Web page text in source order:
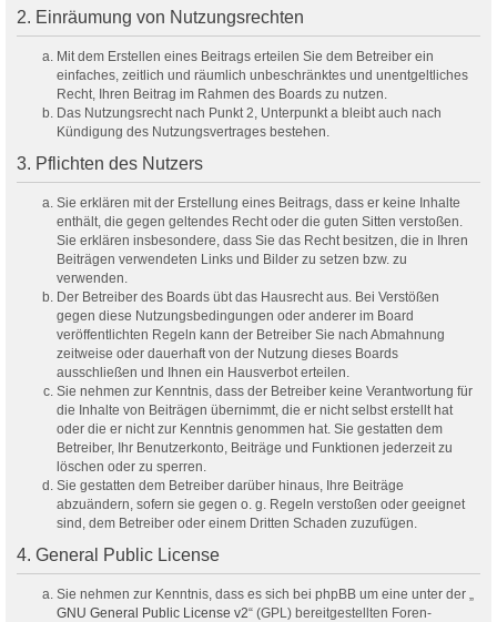
2. Einräumung von Nutzungsrechten
Mit dem Erstellen eines Beitrags erteilen Sie dem Betreiber ein
einfaches, zeitlich und räumlich unbeschränktes und unentgeltliches
Recht, Ihren Beitrag im Rahmen des Boards zu nutzen.
Das Nutzungsrecht nach Punkt 2, Unterpunkt a bleibt auch nach
Kündigung des Nutzungsvertrages bestehen.
3. Pflichten des Nutzers
Sie erklären mit der Erstellung eines Beitrags, dass er keine Inhalte
enthält, die gegen geltendes Recht oder die guten Sitten verstoßen.
Sie erklären insbesondere, dass Sie das Recht besitzen, die in Ihren
Beiträgen verwendeten Links und Bilder zu setzen bzw. zu
verwenden.
Der Betreiber des Boards übt das Hausrecht aus. Bei Verstößen
gegen diese Nutzungsbedingungen oder anderer im Board
veröffentlichten Regeln kann der Betreiber Sie nach Abmahnung
zeitweise oder dauerhaft von der Nutzung dieses Boards
ausschließen und Ihnen ein Hausverbot erteilen.
Sie nehmen zur Kenntnis, dass der Betreiber keine Verantwortung für
die Inhalte von Beiträgen übernimmt, die er nicht selbst erstellt hat
oder die er nicht zur Kenntnis genommen hat. Sie gestatten dem
Betreiber, Ihr Benutzerkonto, Beiträge und Funktionen jederzeit zu
löschen oder zu sperren.
Sie gestatten dem Betreiber darüber hinaus, Ihre Beiträge
abzuändern, sofern sie gegen o. g. Regeln verstoßen oder geeignet
sind, dem Betreiber oder einem Dritten Schaden zuzufügen.
4. General Public License
Sie nehmen zur Kenntnis, dass es sich bei phpBB um eine unter der „
GNU General Public License v2“ (GPL) bereitgestellten Foren-